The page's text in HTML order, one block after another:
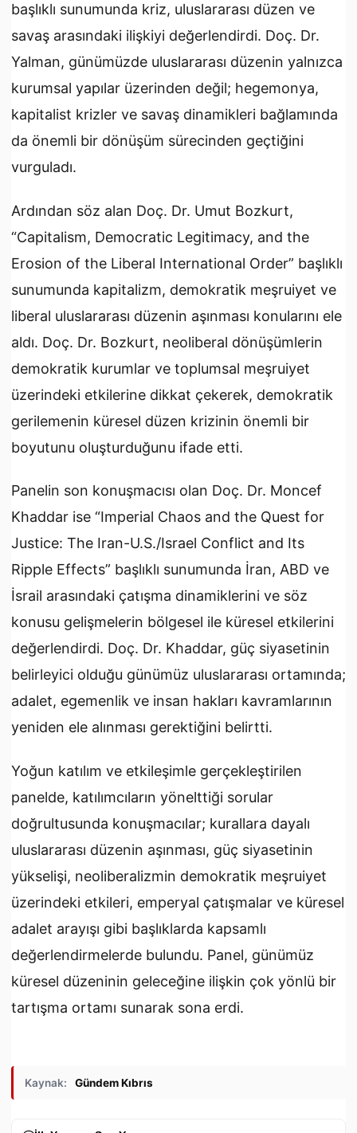
başlıklı sunumunda kriz, uluslararası düzen ve
savaş arasındaki ilişkiyi değerlendirdi. Doç. Dr.
Yalman, günümüzde uluslararası düzenin yalnızca
kurumsal yapılar üzerinden değil; hegemonya,
kapitalist krizler ve savaş dinamikleri bağlamında
da önemli bir dönüşüm sürecinden geçtiğini
vurguladı.
Ardından söz alan Doç. Dr. Umut Bozkurt,
“Capitalism, Democratic Legitimacy, and the
Erosion of the Liberal International Order” başlıklı
sunumunda kapitalizm, demokratik meşruiyet ve
liberal uluslararası düzenin aşınması konularını ele
aldı. Doç. Dr. Bozkurt, neoliberal dönüşümlerin
demokratik kurumlar ve toplumsal meşruiyet
üzerindeki etkilerine dikkat çekerek, demokratik
gerilemenin küresel düzen krizinin önemli bir
boyutunu oluşturduğunu ifade etti.
Panelin son konuşmacısı olan Doç. Dr. Moncef
Khaddar ise “Imperial Chaos and the Quest for
Justice: The Iran-U.S./Israel Conflict and Its
Ripple Effects” başlıklı sunumunda İran, ABD ve
İsrail arasındaki çatışma dinamiklerini ve söz
konusu gelişmelerin bölgesel ile küresel etkilerini
değerlendirdi. Doç. Dr. Khaddar, güç siyasetinin
belirleyici olduğu günümüz uluslararası ortamında;
adalet, egemenlik ve insan hakları kavramlarının
yeniden ele alınması gerektiğini belirtti.
Yoğun katılım ve etkileşimle gerçekleştirilen
panelde, katılımcıların yönelttiği sorular
doğrultusunda konuşmacılar; kurallara dayalı
uluslararası düzenin aşınması, güç siyasetinin
yükselişi, neoliberalizmin demokratik meşruiyet
üzerindeki etkileri, emperyal çatışmalar ve küresel
adalet arayışı gibi başlıklarda kapsamlı
değerlendirmelerde bulundu. Panel, günümüz
küresel düzeninin geleceğine ilişkin çok yönlü bir
tartışma ortamı sunarak sona erdi.
Kaynak: Gündem Kıbrıs